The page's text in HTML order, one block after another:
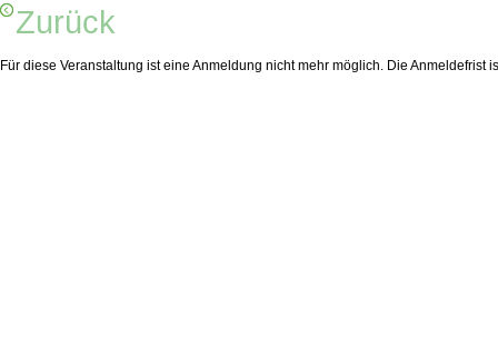
Zurück
Für diese Veranstaltung ist eine Anmeldung nicht mehr möglich. Die Anmeldefrist